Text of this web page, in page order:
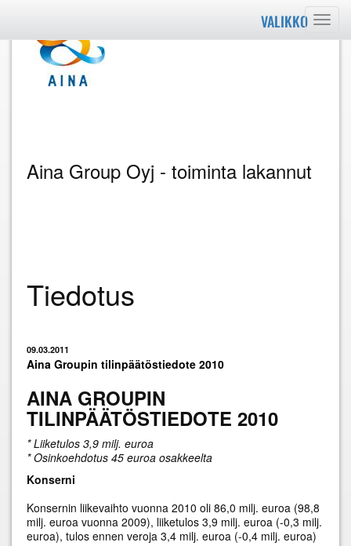
Aina Group Oyj - toiminta lakannut
VALIKKO
Tiedotus
09.03.2011
Aina Groupin tilinpäätöstiedote 2010
AINA GROUPIN
TILINPÄÄTÖSTIEDOTE 2010
* Liiketulos 3,9 milj. euroa
* Osinkoehdotus 45 euroa osakkeelta
Konserni
Konsernin liikevaihto vuonna 2010 oli 86,0 milj. euroa (98,8
milj. euroa vuonna 2009), liiketulos 3,9 milj. euroa (-0,3 milj.
euroa), tulos ennen veroja 3,4 milj. euroa (-0,4 milj. euroa)